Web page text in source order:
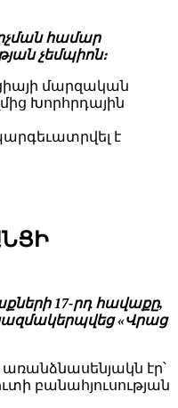
համար
չեմպիոն։
մարզական
Խորհրդային
է
17-րդ հավաքը,
«Վրաց
էր՝
բանահյուսության